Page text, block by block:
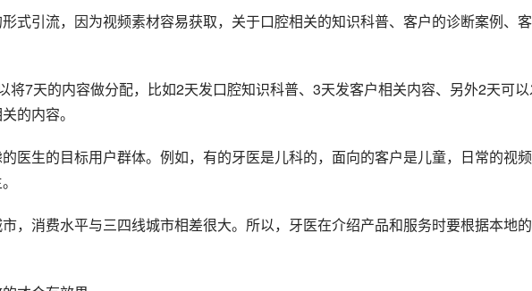
式引流，因为视频素材容易获取，关于口腔相关的知识科普、客户的诊断案例、
将7天的内容做分配，比如2天发口腔知识科普、3天发客户相关内容、另外2天可
的内容。
医生的目标用户群体。例如，有的牙医是儿科的，面向的客户是儿童，日常的视
，消费水平与三四线城市相差很大。所以，牙医在介绍产品和服务时要根据本地